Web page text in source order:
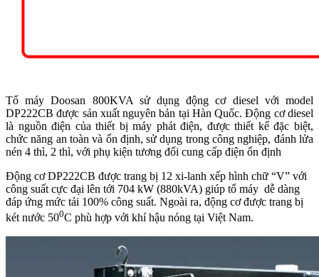
Tổ máy Doosan 800KVA sử dụng động cơ diesel với model
DP222CB được sản xuất nguyên bản tại Hàn Quốc. Động cơ diesel
là nguồn điện của thiết bị máy phát điện, được thiết kế đặc biệt,
chức năng an toàn và ổn định, sử dụng trong công nghiệp, đánh lửa
nén 4 thì, 2 thì, với phụ kiện tương đối cung cấp điện ổn định
Động cơ DP222CB được trang bị 12 xi-lanh xếp hình chữ “V” với
công suất cực đại lên tới 704 kW (880kVA) giúp tổ máy dễ dàng
đáp ứng mức tải 100% công suất. Ngoài ra, động cơ được trang bị
két nước 500C phù hợp với khí hậu nóng tại Việt Nam.